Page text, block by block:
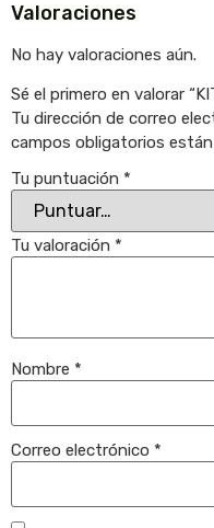
Valoraciones
No hay valoraciones aún.
Sé el primero en valorar
Tu dirección de correo
campos obligatorios
Tu puntuación *
Tu valoración *
Nombre *
Correo electrónico *